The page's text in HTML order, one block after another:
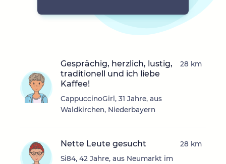
Gesprächig, herzlich, lustig,
traditionell und ich liebe
Kaffee!
CappuccinoGirl, 31 Jahre, aus
Waldkirchen, Niederbayern
28 km
Nette Leute gesucht
Si84, 42 Jahre, aus Neumarkt im
28 km